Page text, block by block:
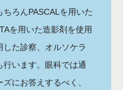
ちろんPASCALを用いた
を用いた造影剤を使用
した診察、オルソケラ
行います。眼科では通
にお答えするべく、